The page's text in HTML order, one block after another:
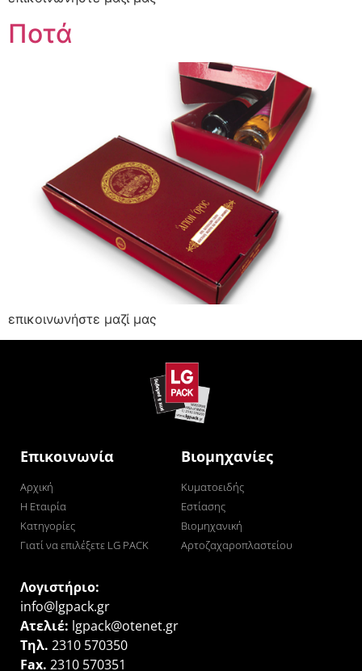
Ποτά
επικοινωνήστε μαζί μας
Επικοινωνία
Αρχική
Η Εταιρία
Κατηγορίες
Γιατί να επιλέξετε LG PACK
Βιομηχανίες
Κυματοειδής
Εστίασης
Βιομηχανική
Αρτοζαχαροπλαστείου
Λογιστήριο:
info@lgpack.gr
Ατελιέ: lgpack@otenet.gr
Τηλ. 2310 570350
Fax. 2310 570351